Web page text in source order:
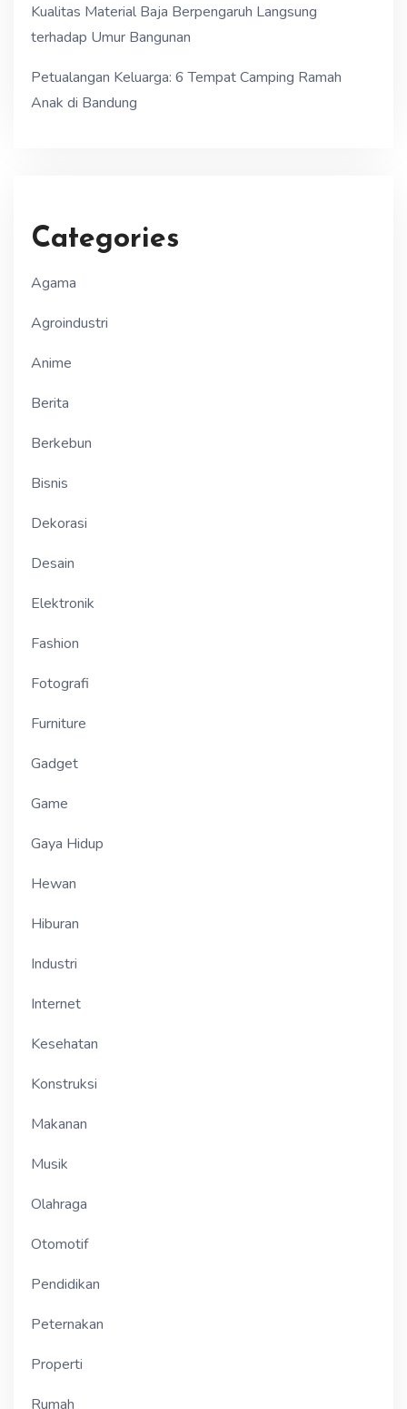
Kualitas Material Baja Berpengaruh Langsung
terhadap Umur Bangunan
Petualangan Keluarga: 6 Tempat Camping Ramah
Anak di Bandung
Categories
Agama
Agroindustri
Anime
Berita
Berkebun
Bisnis
Dekorasi
Desain
Elektronik
Fashion
Fotografi
Furniture
Gadget
Game
Gaya Hidup
Hewan
Hiburan
Industri
Internet
Kesehatan
Konstruksi
Makanan
Musik
Olahraga
Otomotif
Pendidikan
Peternakan
Properti
Rumah